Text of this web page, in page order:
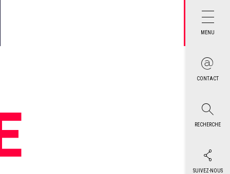
MENU
CONTACT
RECHERCHE
SUIVEZ-NOUS